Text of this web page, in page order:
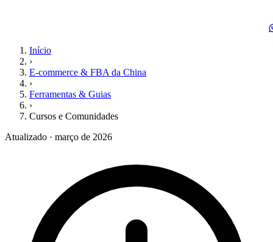
Início
›
E-commerce & FBA da China
›
Ferramentas & Guias
›
Cursos e Comunidades
Atualizado · março de 2026